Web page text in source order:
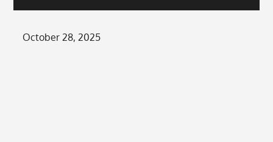
Posted
October 28, 2025